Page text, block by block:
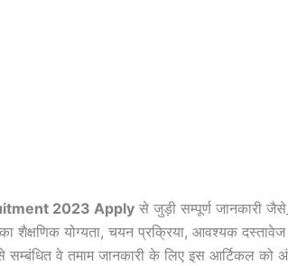
2023 Apply से जुड़ी सम्पूर्ण जानकारी
योग्यता, चयन प्रक्रिया, आवश्यक
सम्बंधित वे तमाम जानकारी के लिए इस आर्टिकल